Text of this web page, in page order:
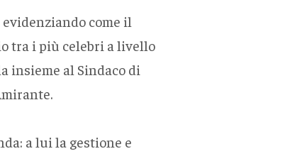
come il
tra i più celebri a livello
insieme al Sindaco di
a lui la gestione e